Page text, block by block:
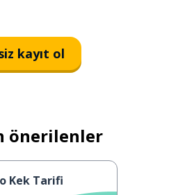
kayıt ol
önerilenler
Kek Tarifi